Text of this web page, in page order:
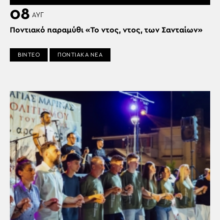
08 ΑΥΓ
Ποντιακό παραμύθι «Το ντος, ντος, των Σανταίων»
ΒΙΝΤΕΟ ΠΟΝΤΙΑΚΑ ΝΕΑ